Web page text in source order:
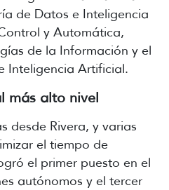
de Datos e Inteligencia
y Automática,
de la Información y el
Inteligencia Artificial.
más alto nivel
desde Rivera, y varias
el tiempo de
el primer puesto en el
autónomos y el tercer